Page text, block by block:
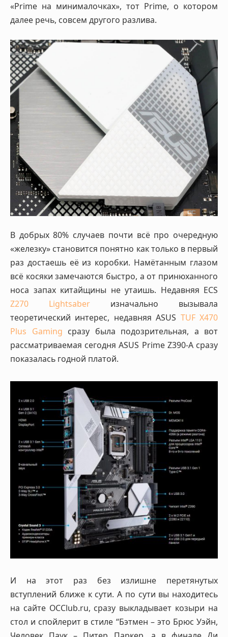
«Prime на минималочках», тот Prime, о котором
далее речь, совсем другого разлива.
В добрых 80% случаев почти всё про очередную
«железку» становится понятно как только в первый
раз достаешь её из коробки. Намётанным глазом
всё косяки замечаются быстро, а от принюханного
носа запах китайщины не утаишь. Недавняя ECS
Z270 Lightsaber изначально вызывала
теоретический интерес, недавняя ASUS TUF X470
Plus Gaming сразу была подозрительная, а вот
рассматриваемая сегодня ASUS Prime Z390-A сразу
показалась годной платой.
И на этот раз без излишне перетянутых
вступлений ближе к сути. А по сути вы находитесь
на сайте OCClub.ru, сразу выкладывает козыри на
стол и спойлерит в стиле “Бэтмен – это Брюс Уэйн,